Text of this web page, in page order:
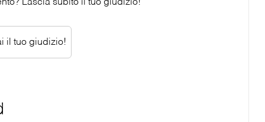
Lascia subito il tuo giudizio!
il tuo giudizio!